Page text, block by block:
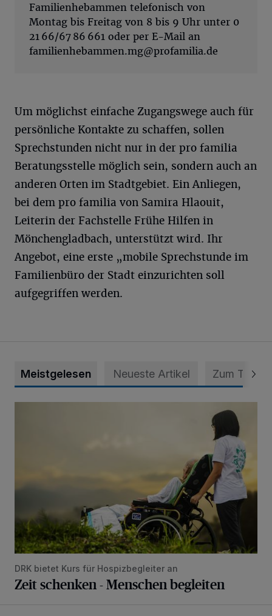
Familienhebammen telefonisch von
Montag bis Freitag von 8 bis 9 Uhr unter 0
21 66/67 86 661 oder per E-Mail an
familienhebammen.mg@profamilia.de
Um möglichst einfache Zugangswege auch für
persönliche Kontakte zu schaffen, sollen
Sprechstunden nicht nur in der pro familia
Beratungsstelle möglich sein, sondern auch an
anderen Orten im Stadtgebiet. Ein Anliegen,
bei dem pro familia von Samira Hlaouit,
Leiterin der Fachstelle Frühe Hilfen in
Mönchengladbach, unterstützt wird. Ihr
Angebot, eine erste „mobile Sprechstunde im
Familienbüro der Stadt einzurichten soll
aufgegriffen werden.
Meistgelesen Neueste Artikel Zum Thema
DRK bietet Kurs für Hospizbegleiter an
Zeit schenken - Menschen begleiten